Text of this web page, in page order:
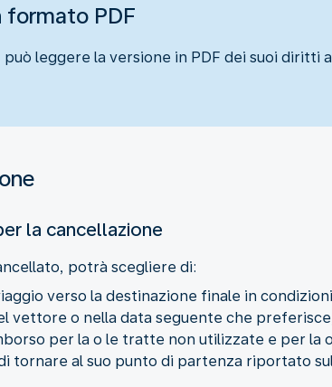
formato PDF
leggere la versione in PDF dei suoi diritti
la cancellazione
potrà scegliere di:
verso la destinazione finale in
vettore o nella data seguente che
per la o le tratte non utilizzate e per la
tornare al suo punto di partenza riportato